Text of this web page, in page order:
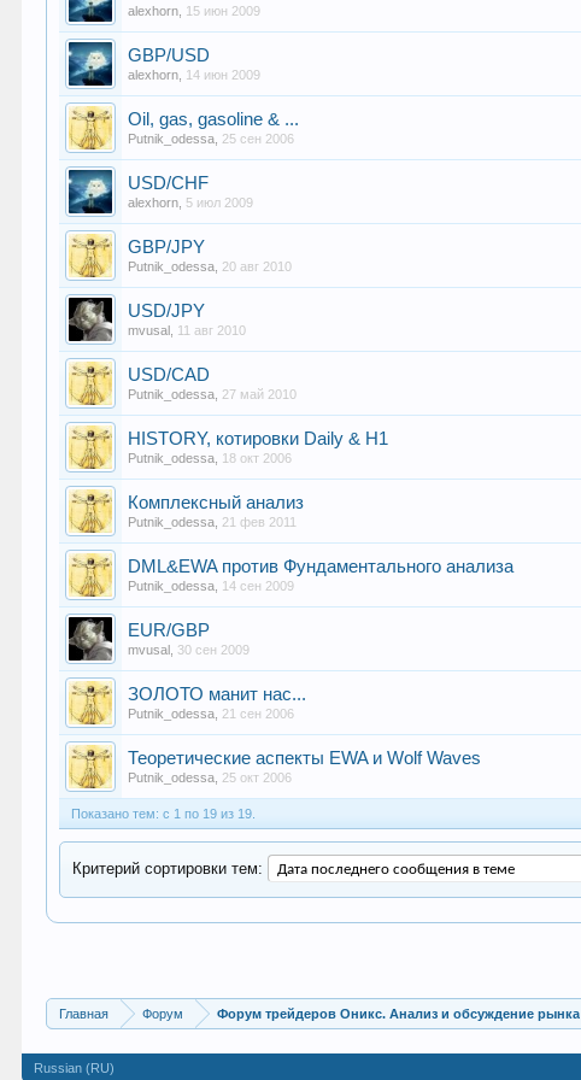
alexhorn 15 июн 2009
GBP/USD
alexhorn 14 июн 2009
Oil, gas, gasoline & ...
Putnik_odessa 25 сен 2006
USD/CHF
alexhorn 5 июл 2009
GBP/JPY
Putnik_odessa 20 авг 2010
USD/JPY
mvusal 11 авг 2010
USD/CAD
Putnik_odessa 27 май 2010
HISTORY, котировки Daily & H1
Putnik_odessa 18 окт 2006
Комплексный анализ
Putnik_odessa 21 фев 2011
DML&EWA против Фундаментального анализа
Putnik_odessa 14 сен 2009
EUR/GBP
mvusal 30 сен 2009
ЗОЛОТО манит нас...
Putnik_odessa 21 сен 2006
Теоретические аспекты EWA и Wolf Waves
Putnik_odessa 25 окт 2006
Показано тем: с 1 по 19 из 19.
Критерий сортировки тем:
Главная Форум Форум трейдеров Оникс. Анализ и обсуждение рынка
Russian (RU)